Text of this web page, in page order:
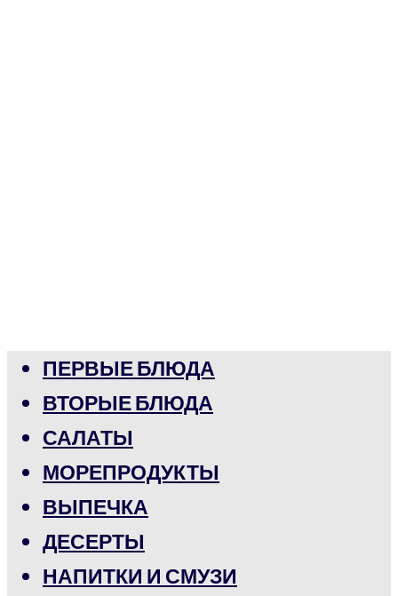
ПЕРВЫЕ БЛЮДА
ВТОРЫЕ БЛЮДА
САЛАТЫ
МОРЕПРОДУКТЫ
ВЫПЕЧКА
ДЕСЕРТЫ
НАПИТКИ И СМУЗИ